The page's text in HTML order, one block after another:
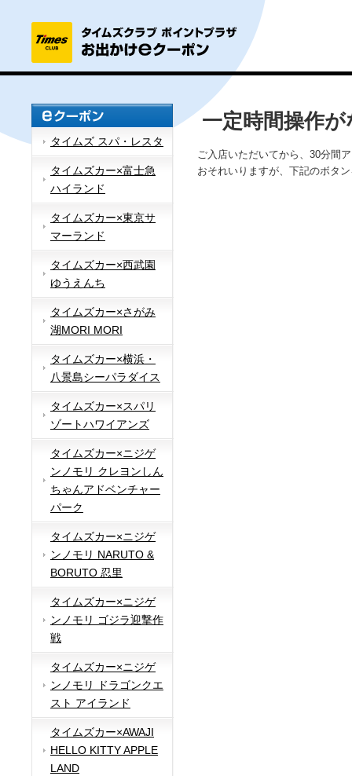
タイムズ スパ・レスタ
タイムズカー×富士急
ハイランド
タイムズカー×東京サ
マーランド
タイムズカー×西武園
ゆうえんち
タイムズカー×さがみ
湖MORI MORI
タイムズカー×横浜・
八景島シーパラダイス
タイムズカー×スパリ
ゾートハワイアンズ
タイムズカー×ニジゲ
ンノモリ クレヨンしん
ちゃんアドベンチャー
パーク
タイムズカー×ニジゲ
ンノモリ NARUTO &
BORUTO 忍里
タイムズカー×ニジゲ
ンノモリ ゴジラ迎撃作
戦
タイムズカー×ニジゲ
ンノモリ ドラゴンクエ
スト アイランド
タイムズカー×AWAJI
HELLO KITTY APPLE
LAND
一定時間操作
ご入店いただいてから、30分間
おそれいりますが、下記のボタ